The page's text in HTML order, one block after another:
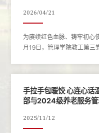
2026/04/21
为赓续红色血脉、铸牢初心
月19日，管理学院教工第三
手拉手包暖饺 心连心话温情 ——管理学院教工
部与2024级养老服务
2025/11/12